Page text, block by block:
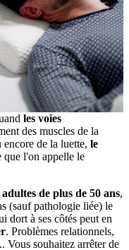
les voies
des muscles de la
de la luette, le
que l'on appelle le
de plus de 50 ans,
(sauf pathologie liée) le
dort à ses côtés peut en
. Problèmes relationnels,
Vous souhaitez arrêter de